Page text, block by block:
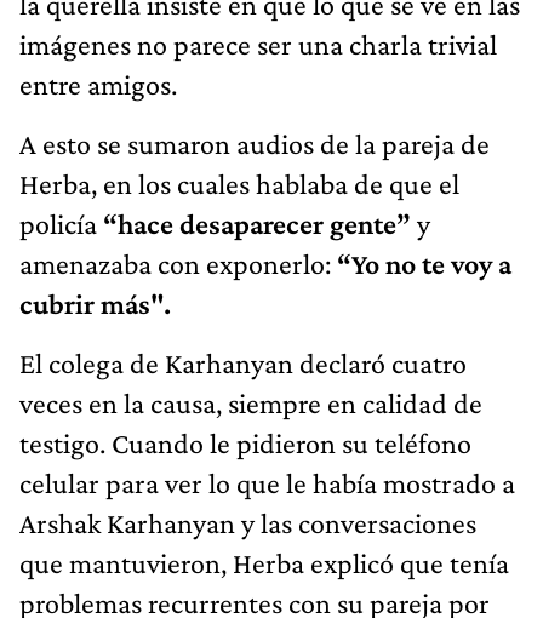
imágenes no parece ser una charla trivial
entre amigos.
A esto se sumaron audios de la pareja de
Herba, en los cuales hablaba de que el
policía “hace desaparecer gente” y
amenazaba con exponerlo: “Yo no te voy a
cubrir más".
El colega de Karhanyan declaró cuatro
veces en la causa, siempre en calidad de
testigo. Cuando le pidieron su teléfono
celular para ver lo que le había mostrado a
Arshak Karhanyan y las conversaciones
que mantuvieron, Herba explicó que tenía
problemas recurrentes con su pareja por